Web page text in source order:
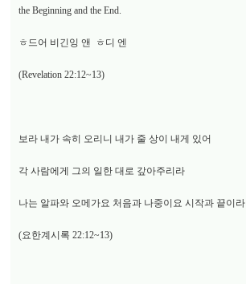
the Beginning and the End.
ㅎ드어 비긴잉 앤 ㅎ디 엔
(Revelation 22:12~13)
보라 내가 속히 오리니 내가 줄 상이 내게 있어
각 사람에게 그의 일한 대로 갚아주리라
나는 알파와 오메가요 처음과 나중이요 시작과 끝이라
(요한계시록 22:12~13)